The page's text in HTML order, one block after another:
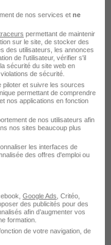
bien-être au travail
de tous ces
Travail Temporaire
Forum Jobs est
:
de nos services et ne
permettant de maintenir
sur le site, de stocker des
des utilisateurs, les annonces
de l'utilisateur, vérifier s'il
sécurité du site web en
de sécurité.
piloter et suivre les sources
permettant de comprendre
nos applications en fonction
de nos utilisateurs afin
nos sites beaucoup plus
les interfaces de
des offres d'emploi ou
Google Ads , Critéo,
des publicités pour des
afin d’augmenter vos
formation.
de votre navigation, de